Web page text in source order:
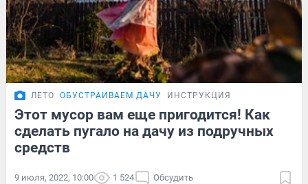
ЛЕТО ОБУСТРАИВАЕМ ДАЧУ ИНСТРУКЦИЯ
Этот мусор вам еще пригодится! Как
сделать пугало на дачу из подручных
средств
9 июля, 2022, 10:00 1 524 Обсудить